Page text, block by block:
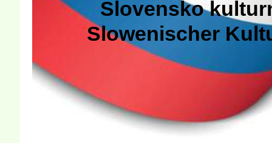
Slovensko
Slowenischer